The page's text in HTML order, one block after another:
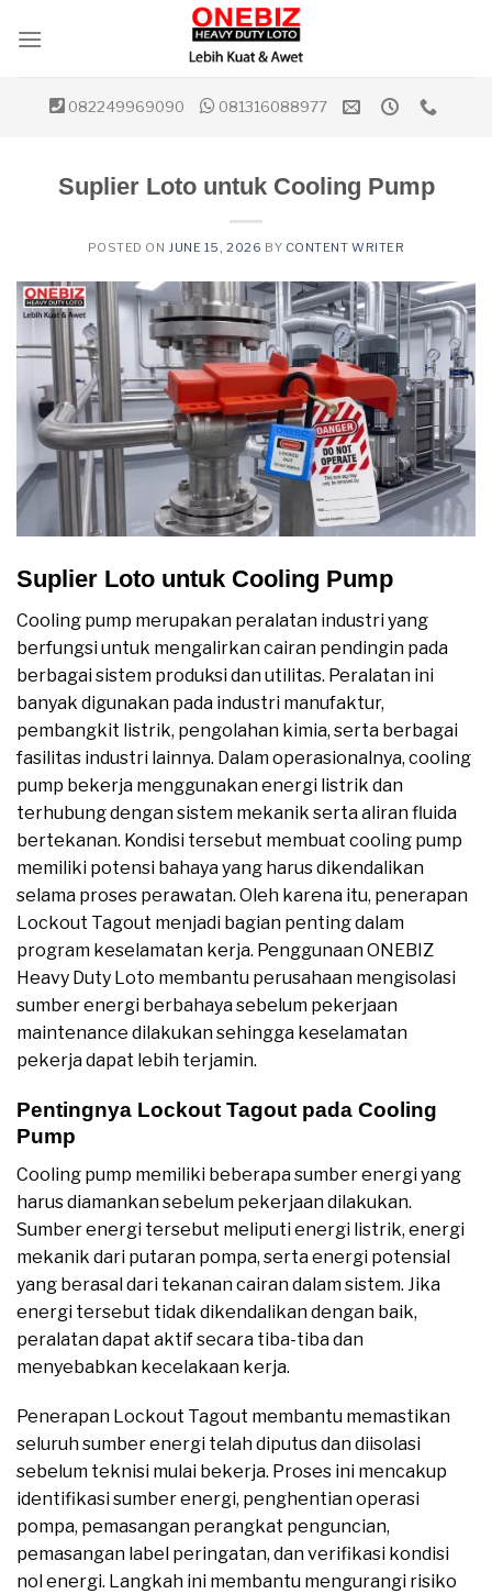
082249969090 081316088977
Suplier Loto untuk Cooling Pump
POSTED ON JUNE 15, 2026 BY CONTENT WRITER
Suplier Loto untuk Cooling Pump
Cooling pump merupakan peralatan industri yang
berfungsi untuk mengalirkan cairan pendingin pada
berbagai sistem produksi dan utilitas. Peralatan ini
banyak digunakan pada industri manufaktur,
pembangkit listrik, pengolahan kimia, serta berbagai
fasilitas industri lainnya. Dalam operasionalnya, cooling
pump bekerja menggunakan energi listrik dan
terhubung dengan sistem mekanik serta aliran fluida
bertekanan. Kondisi tersebut membuat cooling pump
memiliki potensi bahaya yang harus dikendalikan
selama proses perawatan. Oleh karena itu, penerapan
Lockout Tagout menjadi bagian penting dalam
program keselamatan kerja. Penggunaan ONEBIZ
Heavy Duty Loto membantu perusahaan mengisolasi
sumber energi berbahaya sebelum pekerjaan
maintenance dilakukan sehingga keselamatan
pekerja dapat lebih terjamin.
Pentingnya Lockout Tagout pada Cooling
Pump
Cooling pump memiliki beberapa sumber energi yang
harus diamankan sebelum pekerjaan dilakukan.
Sumber energi tersebut meliputi energi listrik, energi
mekanik dari putaran pompa, serta energi potensial
yang berasal dari tekanan cairan dalam sistem. Jika
energi tersebut tidak dikendalikan dengan baik,
peralatan dapat aktif secara tiba-tiba dan
menyebabkan kecelakaan kerja.
Penerapan Lockout Tagout membantu memastikan
seluruh sumber energi telah diputus dan diisolasi
sebelum teknisi mulai bekerja. Proses ini mencakup
identifikasi sumber energi, penghentian operasi
pompa, pemasangan perangkat penguncian,
pemasangan label peringatan, dan verifikasi kondisi
nol energi. Langkah ini membantu mengurangi risiko